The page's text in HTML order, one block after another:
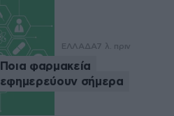
ΕΛΛΑΔΑ7 λ. πριν
Ποια φαρμακεία
εφημερεύουν σήμερα